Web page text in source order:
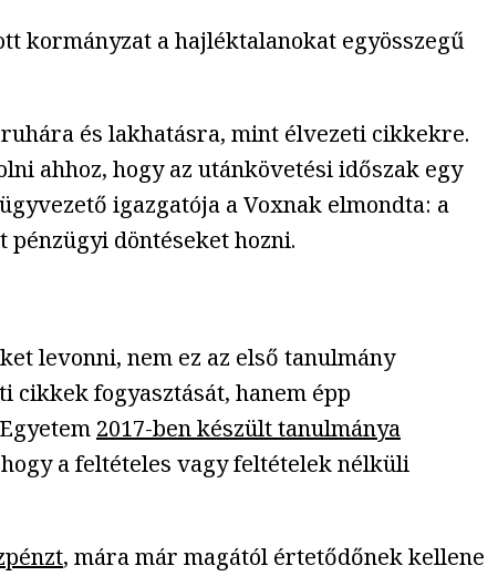
kormányzat a hajléktalanokat egyösszegű
és lakhatásra, mint élvezeti cikkekre.
ahhoz, hogy az utánkövetési időszak egy
igazgatója a Voxnak elmondta: a
döntéseket hozni.
levonni, nem ez az első tanulmány
cikkek fogyasztását, hanem épp
2017-ben készült tanulmánya
a feltételes vagy feltételek nélküli
, mára már magától értetődőnek kellene